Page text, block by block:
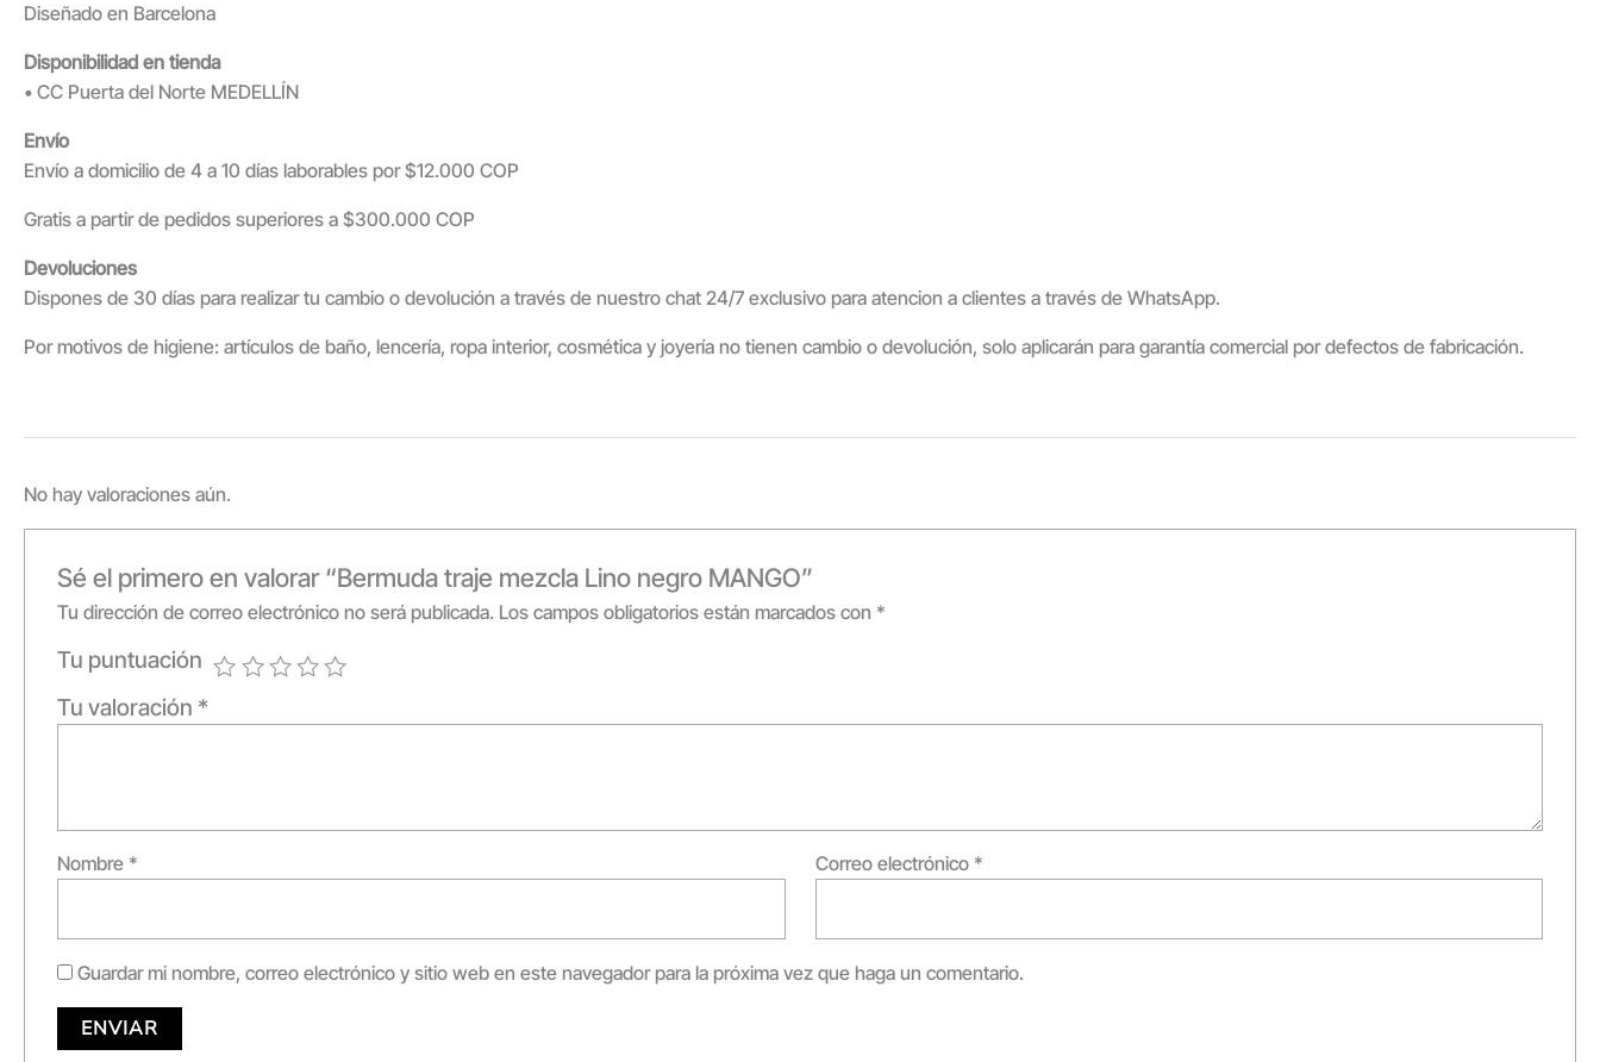
Diseñado en Barcelona
Disponibilidad en tienda
• CC Puerta del Norte MEDELLÍN
Envío
Envío a domicilio de 4 a 10 días laborables por $12.000 COP
Gratis a partir de pedidos superiores a $300.000 COP
Devoluciones
Dispones de 30 días para realizar tu cambio o devolución a través de nuestro chat 24/7 exclusivo para atencion a clientes a través de WhatsApp.
Por motivos de higiene: artículos de baño, lencería, ropa interior, cosmética y joyería no tienen cambio o devolución, solo aplicarán para garantía comercial por defectos de fabricación.
No hay valoraciones aún.
Sé el primero en valorar “Bermuda traje mezcla Lino negro MANGO”
Tu dirección de correo electrónico no será publicada. Los campos obligatorios están marcados con *
Tu puntuación
Tu valoración *
Nombre * Correo electrónico *
Guardar mi nombre, correo electrónico y sitio web en este navegador para la próxima vez que haga un comentario.